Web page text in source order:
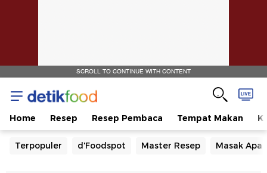
SCROLL TO CONTINUE WITH CONTENT
Home Resep Resep Pembaca Tempat Makan
Terpopuler d'Foodspot Master Resep Masak Apa